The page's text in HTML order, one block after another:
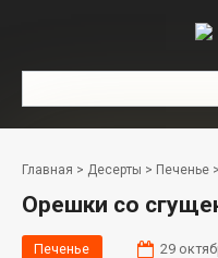
Главная > Десерты > Печенье >
Орешки со
Печенье 29